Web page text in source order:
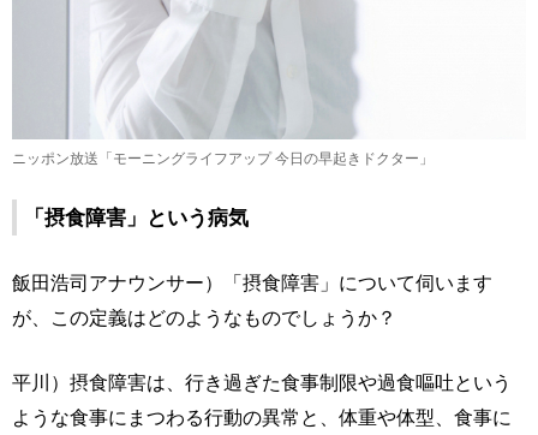
ニッポン放送「モーニングライフアップ 今日の早起きドクター」
「摂食障害」という病気
飯田浩司アナウンサー）「摂食障害」について伺います
が、この定義はどのようなものでしょうか？
平川）摂食障害は、行き過ぎた食事制限や過食嘔吐という
ような食事にまつわる行動の異常と、体重や体型、食事に